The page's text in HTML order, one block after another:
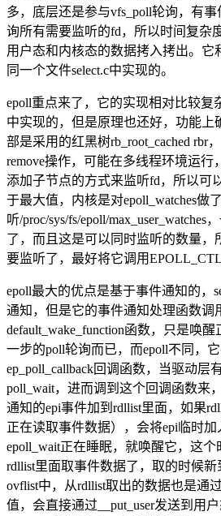
多，底层还是参与vfs_poll轮询，有
询所有需要监听的fd，所以时间复杂
用户态和内核态的数据拷入拷出。它
同一个文件select.c中实现的。
epoll重点来了，它的实现相对比较复
中实现的，但是原理也还好，功能上
部是采用的红黑树rb_root_cached rbr
remove操作，可能在多线程环境运行
添加子节点的方式来监听fd，所以可
于最大值，内核是对epoll_watches做
听/proc/sys/fs/epoll/
了，而且这是可以同时监听的数量，
要监听了，最好将它调用
epoll最大的优点是基于事件通知的，
通知，但是它的事件通知处理函数调
default_wake_function函数，只是唤
一步的poll轮询而已，而epoll不同，
ep_poll_callback回调函数，当驱动层
poll_wait，进而调到这个回调函数来
通知的epi事件加到rdllist里面，如果
正在读取事件数据），会将epi临时
epoll_wait正在睡眠，就唤醒它，这
rdllist里面取事件数据了，取的时候
ovflist中，从rdllist取出的数据也是通
值，会直接通过__put_user发送到用